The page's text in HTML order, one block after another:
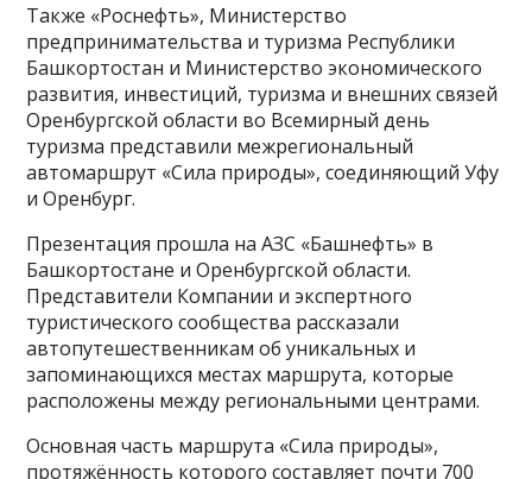
Также «Роснефть», Министерство
предпринимательства и туризма Республики
Башкортостан и Министерство экономического
развития, инвестиций, туризма и внешних связей
Оренбургской области во Всемирный день
туризма представили межрегиональный
автомаршрут «Сила природы», соединяющий Уфу
и Оренбург.
Презентация прошла на АЗС «Башнефть» в
Башкортостане и Оренбургской области.
Представители Компании и экспертного
туристического сообщества рассказали
автопутешественникам об уникальных и
запоминающихся местах маршрута, которые
расположены между региональными центрами.
Основная часть маршрута «Сила природы»,
протяжённость которого составляет почти 700